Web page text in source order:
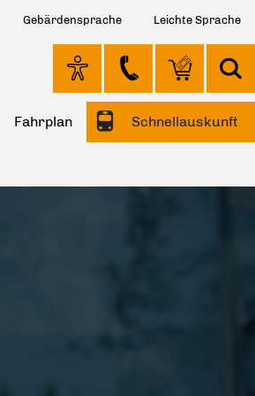
Gebärdensprache Leichte Sprache
Fahrplan Schnellauskunft